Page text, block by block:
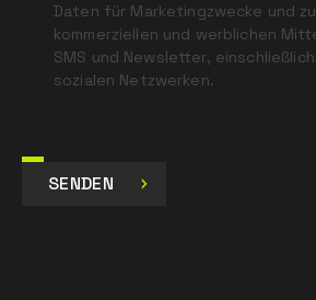
Daten für Marketingzwecke und
kommerziellen und werblichen
SMS und Newsletter,
sozialen Netzwerken.
SENDEN